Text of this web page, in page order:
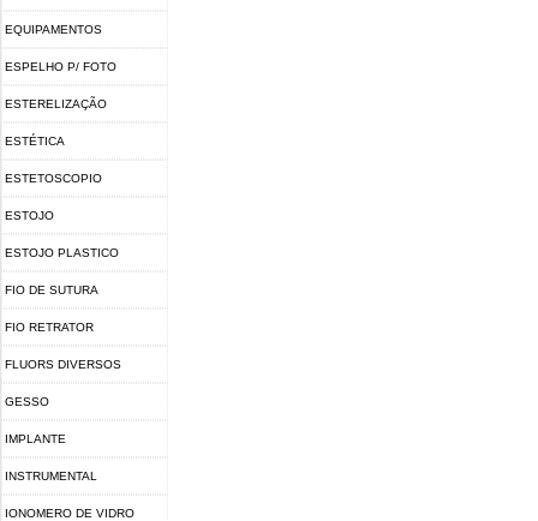
EQUIPAMENTOS
ESPELHO P/ FOTO
ESTERELIZAÇÃO
ESTÉTICA
ESTETOSCOPIO
ESTOJO
ESTOJO PLASTICO
FIO DE SUTURA
FIO RETRATOR
FLUORS DIVERSOS
GESSO
IMPLANTE
INSTRUMENTAL
IONOMERO DE VIDRO